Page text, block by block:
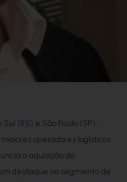
Sul (RS) e São Paulo (SP),
maiores operadores logísticos
a aquisição da
destaque no segmento de